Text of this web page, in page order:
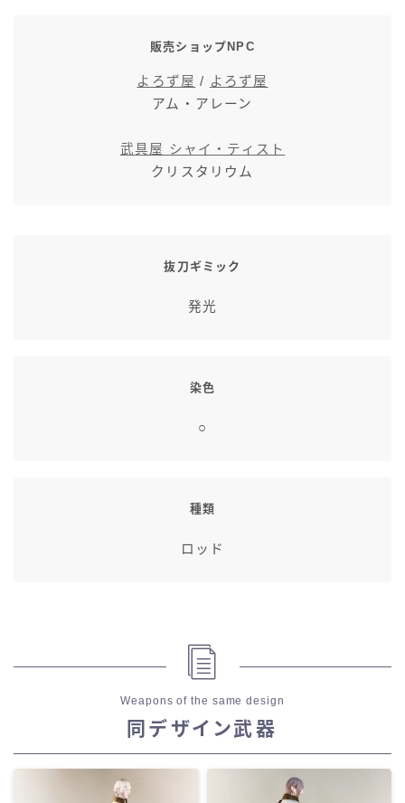
販売ショップNPC
よろず屋 / よろず屋
アム・アレーン
武具屋 シャイ・ティスト
クリスタリウム
抜刀ギミック
発光
染色
○
種類
ロッド
Weapons of the same design
同デザイン武器